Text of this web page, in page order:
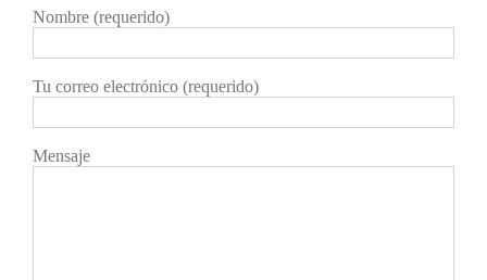
Nombre (requerido)
Tu correo electrónico (requerido)
Mensaje